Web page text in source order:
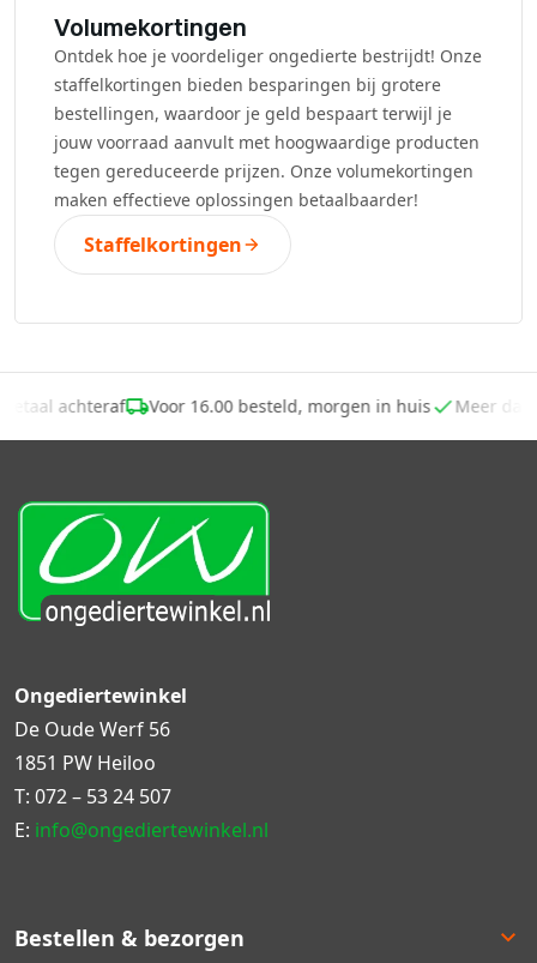
Volumekortingen
Ontdek hoe je voordeliger ongedierte bestrijdt! Onze
staffelkortingen bieden besparingen bij grotere
bestellingen, waardoor je geld bespaart terwijl je
jouw voorraad aanvult met hoogwaardige producten
tegen gereduceerde prijzen. Onze volumekortingen
maken effectieve oplossingen betaalbaarder!
Staffelkortingen
Betaal achteraf Voor 16.00 besteld, morgen in huis Meer
Bestellen & bezorgen
Ongediertewinkel
De Oude Werf 56
1851 PW Heiloo
T: 072 – 53 24 507
E: info@ongediertewinkel.nl